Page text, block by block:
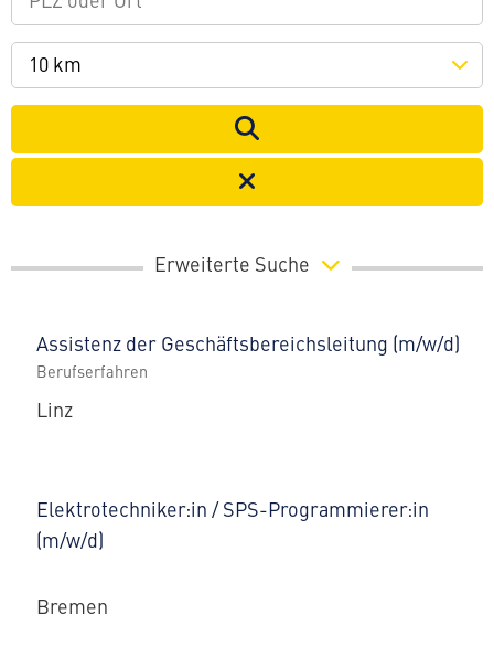
10 km
Erweiterte Suche
Assistenz der Geschäftsbereichsleitung (m/w/d)
Berufserfahren
Linz
Elektrotechniker:in / SPS-Programmierer:in
(m/w/d)
Bremen